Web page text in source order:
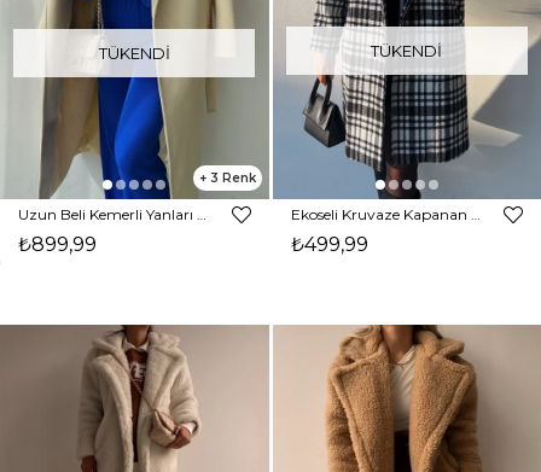
TÜKENDI
3
₺899,99
TÜKENDI
₺499,99